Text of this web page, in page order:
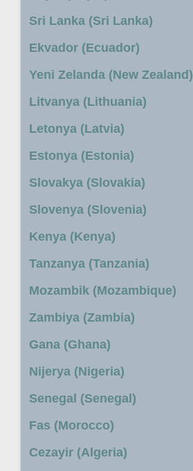
Sri Lanka (Sri Lanka)
Ekvador (Ecuador)
Yeni Zelanda (New Zealand)
Litvanya (Lithuania)
Letonya (Latvia)
Estonya (Estonia)
Slovakya (Slovakia)
Slovenya (Slovenia)
Kenya (Kenya)
Tanzanya (Tanzania)
Mozambik (Mozambique)
Zambiya (Zambia)
Gana (Ghana)
Nijerya (Nigeria)
Senegal (Senegal)
Fas (Morocco)
Cezayir (Algeria)